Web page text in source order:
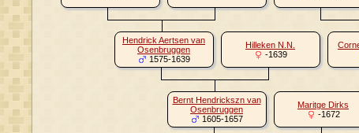
Hendrick Aertsen van
Osenbruggen
1575-1639
Hilleken N.N.
-1639
Bernt Hendrickszn van
Osenbruggen
1605-1657
Maritge Dirks
-1672